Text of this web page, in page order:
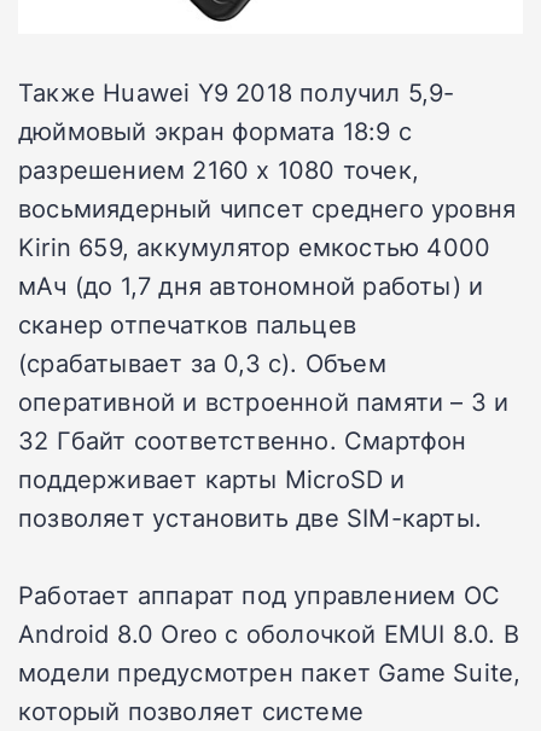
Также Huawei Y9 2018 получил 5,9-
дюймовый экран формата 18:9 с
разрешением 2160 х 1080 точек,
восьмиядерный чипсет среднего уровня
Kirin 659, аккумулятор емкостью 4000
мАч (до 1,7 дня автономной работы) и
сканер отпечатков пальцев
(срабатывает за 0,3 с). Объем
оперативной и встроенной памяти – 3 и
32 Гбайт соответственно. Смартфон
поддерживает карты MicroSD и
позволяет установить две SIM-карты.
Работает аппарат под управлением ОС
Android 8.0 Oreo с оболочкой EMUI 8.0. В
модели предусмотрен пакет Game Suite,
который позволяет системе